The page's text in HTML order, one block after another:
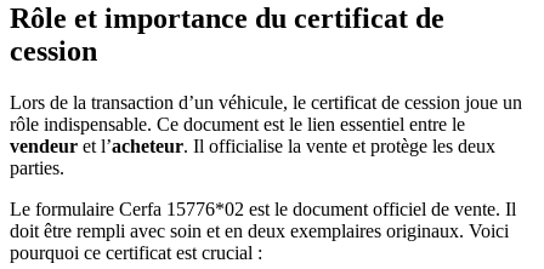
Rôle et importance du certificat de
cession
Lors de la transaction d’un véhicule, le certificat de cession joue un
rôle indispensable. Ce document est le lien essentiel entre le
vendeur et l’acheteur. Il officialise la vente et protège les deux
parties.
Le formulaire Cerfa 15776*02 est le document officiel de vente. Il
doit être rempli avec soin et en deux exemplaires originaux. Voici
pourquoi ce certificat est crucial :